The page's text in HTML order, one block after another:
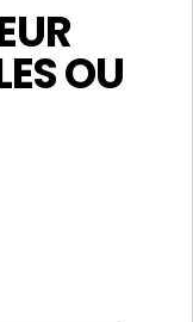
OU